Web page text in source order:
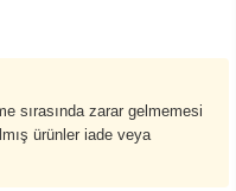
sırasında zarar gelmemesi
ürünler iade veya